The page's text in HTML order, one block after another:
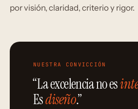
por visión, claridad, criterio y rigor.
NUESTRA CONVICCIÓN
“La excelencia no es
Esdiseño.”